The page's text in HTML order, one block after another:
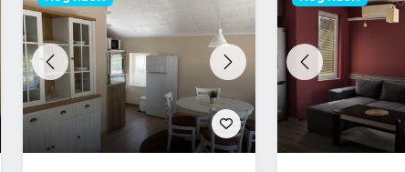
Previous Next Previous